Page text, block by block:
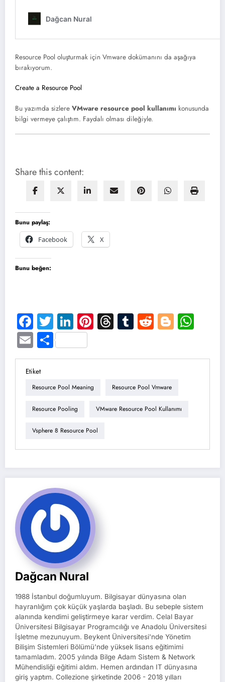
Resource Pool oluşturmak için Vmware dokümanını da aşağıya
bırakıyorum.
Create a Resource Pool
Bu yazımda sizlere VMware resource pool kullanımı konusunda
bilgi vermeye çalıştım. Faydalı olması dileğiyle.
Share this content:
Bunu paylaş:
Facebook
X
Bunu beğen:
Facebook
TwitterLinkedIn
Pinterest
Threads
Tumblr
Reddit
EmailShare
Etiket
Resource Pool Meaning Resource Pool Vmware
Resource Pooling VMware Resource Pool Kullanımı
Vsphere 8 Resource Pool
Dağcan Nural
1988 İstanbul doğumluyum. Bilgisayar dünyasına olan
hayranlığım çok küçük yaşlarda başladı. Bu sebeple sistem
alanında kendimi geliştirmeye karar verdim. Celal Bayar
Üniversitesi Bilgisayar Programcılığı ve Anadolu Üniversitesi
İşletme mezunuyum. Beykent Üniversitesi'nde Yönetim
Bilişim Sistemleri Bölümü'nde yüksek lisans eğitimimi
tamamladım. 2005 yılında Bilge Adam Sistem & Network
Mühendisliği eğitimi aldım. Hemen ardından IT dünyasına
giriş yaptım. Collezione şirketinde 2006 - 2018 yılları